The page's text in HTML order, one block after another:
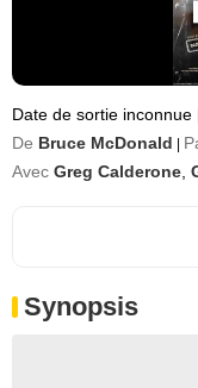
Date de sortie inconnue
De Bruce McDonald
Avec Greg Calderone
Synopsis